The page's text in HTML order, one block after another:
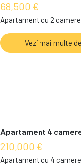
68,500 €
Apartament cu 2
Vezi mai multe
Apartament 4
210,000 €
Apartament cu 4